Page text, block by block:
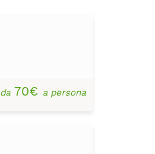
da70€ a persona